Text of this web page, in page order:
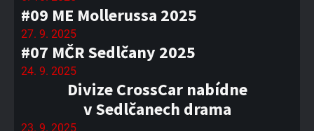
#09 ME Mollerussa 2025
27. 9. 2025
#07 MČR Sedlčany 2025
24. 9. 2025
Divize CrossCar nabídne
v Sedlčanech drama
23. 9. 2025